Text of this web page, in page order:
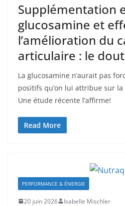
Supplémentation
glucosamine et
l’amélioration du
articulaire : le
La glucosamine n’aurait pas
positifs qu’on lui attribue sur
Une étude récente l’affirme!
Read More
PERFORMANCE & ÉNERGIE
20 juin 2026 Isabelle Mischler